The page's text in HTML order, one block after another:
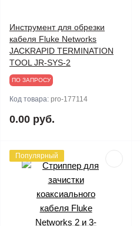
Инструмент для обрезки
кабеля Fluke Networks
JACKRAPID TERMINATION
TOOL JR-SYS-2
ПО ЗАПРОСУ
Код товара: pro-177114
0.00 руб.
Популярный